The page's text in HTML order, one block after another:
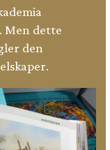
Men dette
den